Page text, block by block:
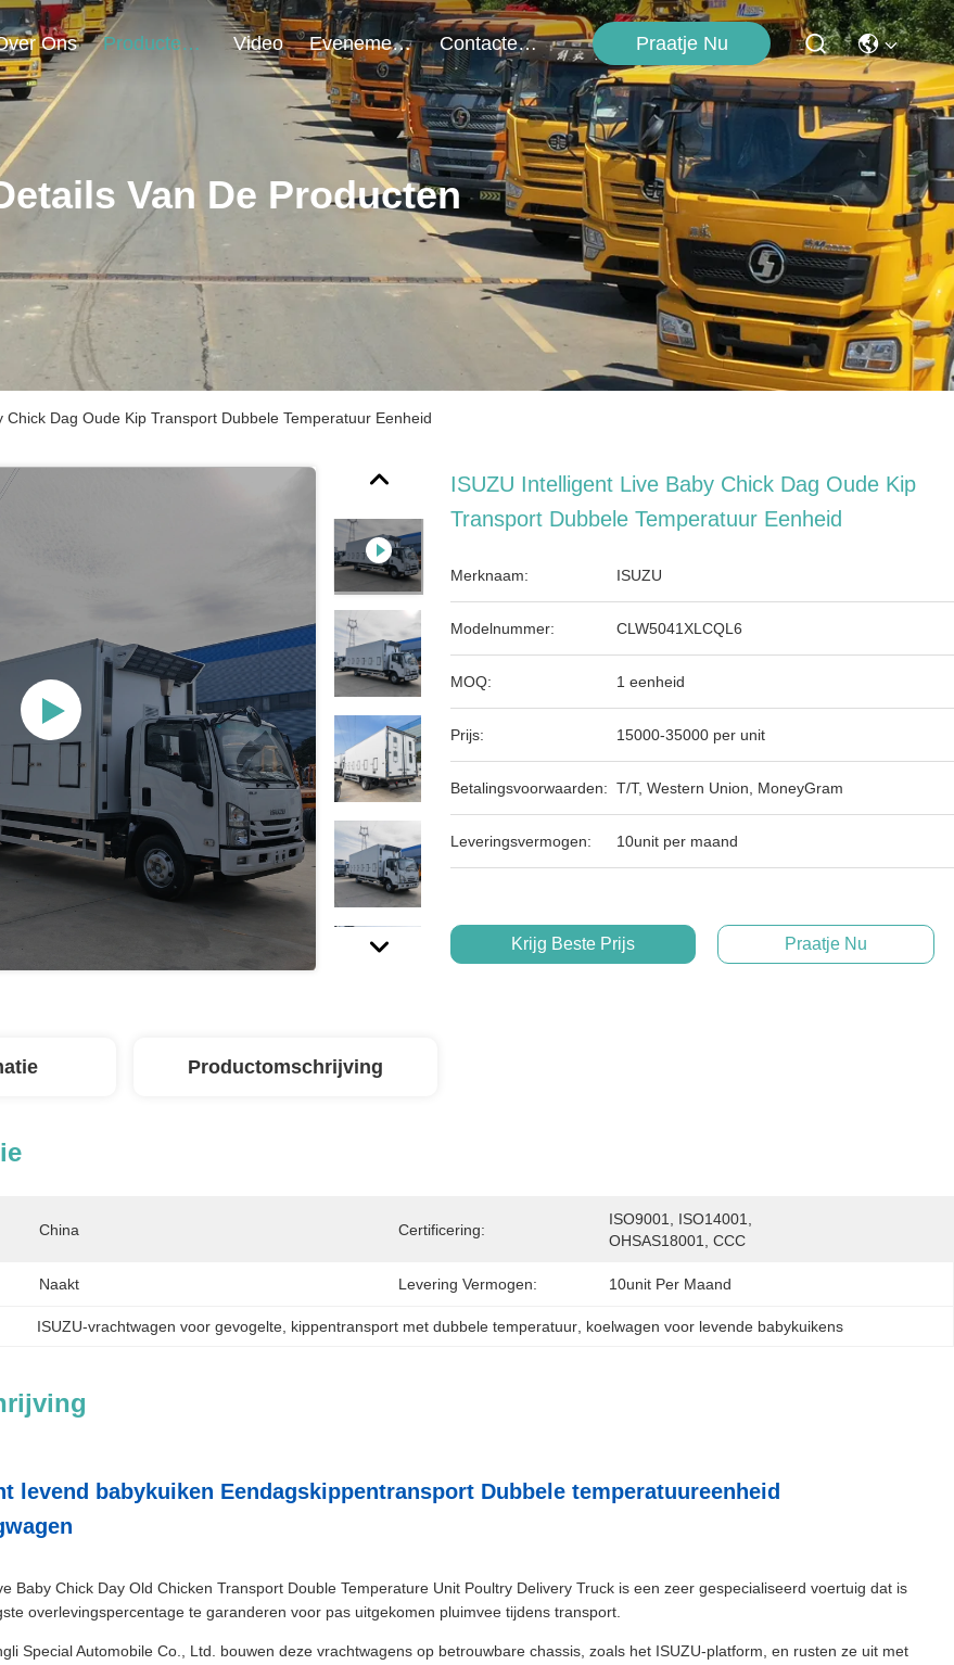
Ons Producten Video Evenementen Contacteer Ons Praatje Nu
Van De Producten
Chick Dag Oude Kip Transport Dubbele Temperatuur Eenheid
ISUZU Intelligent Live Baby Chick Dag Oude Kip
Transport Dubbele Temperatuur Eenheid
Merknaam: ISUZU
Modelnummer: CLW5041XLCQL6
MOQ: 1 eenheid
Prijs: 15000-35000 per unit
Betalingsvoorwaarden: T/T, Western Union, MoneyGram
Leveringsvermogen: 10unit per maand
Krijg Beste Prijs Praatje Nu
Productomschrijving
China Certificering:
ISO9001, ISO14001,
OHSAS18001, CCC
Naakt Levering Vermogen: 10unit Per Maand
ISUZU-vrachtwagen voor gevogelte kippentransport met dubbele temperatuur koelwagen voor levende babykuikens
levend babykuiken Eendagskippentransport Dubbele temperatuureenheid
Baby Chick Day Old Chicken Transport Double Temperature Unit Poultry Delivery Truck is een zeer gespecialiseerd voertuig dat is
overlevingspercentage te garanderen voor pas uitgekomen pluimvee tijdens transport.
Special Automobile Co., Ltd. bouwen deze vrachtwagens op betrouwbare chassis, zoals het ISUZU-platform, en rusten ze uit met